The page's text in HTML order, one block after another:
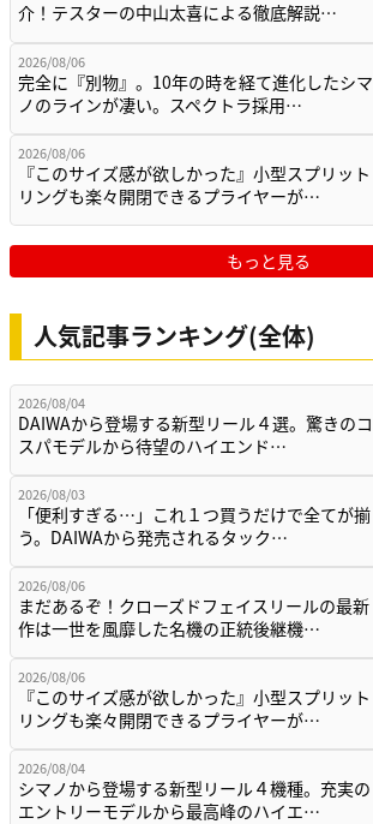
介！テスターの中山太喜による徹底解説…
2026/08/06
完全に『別物』。10年の時を経て進化したシマ
ノのラインが凄い。スペクトラ採用…
2026/08/06
『このサイズ感が欲しかった』小型スプリット
リングも楽々開閉できるプライヤーが…
もっと見る
人気記事ランキング(全体)
2026/08/04
DAIWAから登場する新型リール４選。驚きのコ
スパモデルから待望のハイエンド…
2026/08/03
「便利すぎる…」これ１つ買うだけで全てが揃
う。DAIWAから発売されるタック…
2026/08/06
まだあるぞ！クローズドフェイスリールの最新
作は一世を風靡した名機の正統後継機…
2026/08/06
『このサイズ感が欲しかった』小型スプリット
リングも楽々開閉できるプライヤーが…
2026/08/04
シマノから登場する新型リール４機種。充実の
エントリーモデルから最高峰のハイエ…